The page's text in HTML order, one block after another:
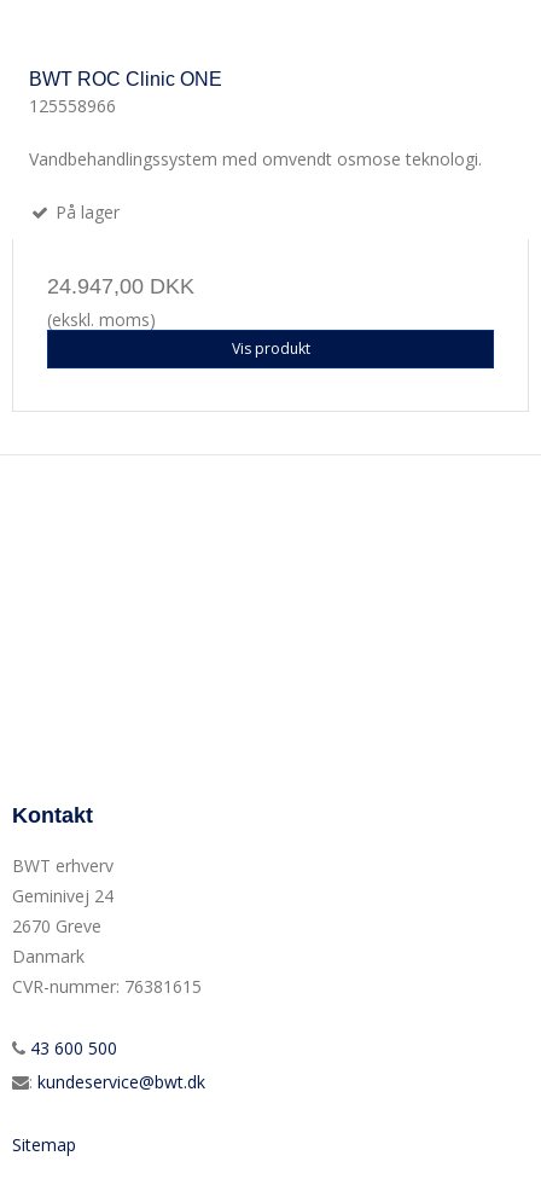
BWT ROC Clinic ONE
125558966
Vandbehandlingssystem med omvendt osmose teknologi.
På lager
24.947,00 DKK
(ekskl. moms)
Vis produkt
Kontakt
BWT erhverv
Geminivej 24
2670 Greve
Danmark
CVR-nummer: 76381615
43 600 500
: kundeservice@bwt.dk
Sitemap